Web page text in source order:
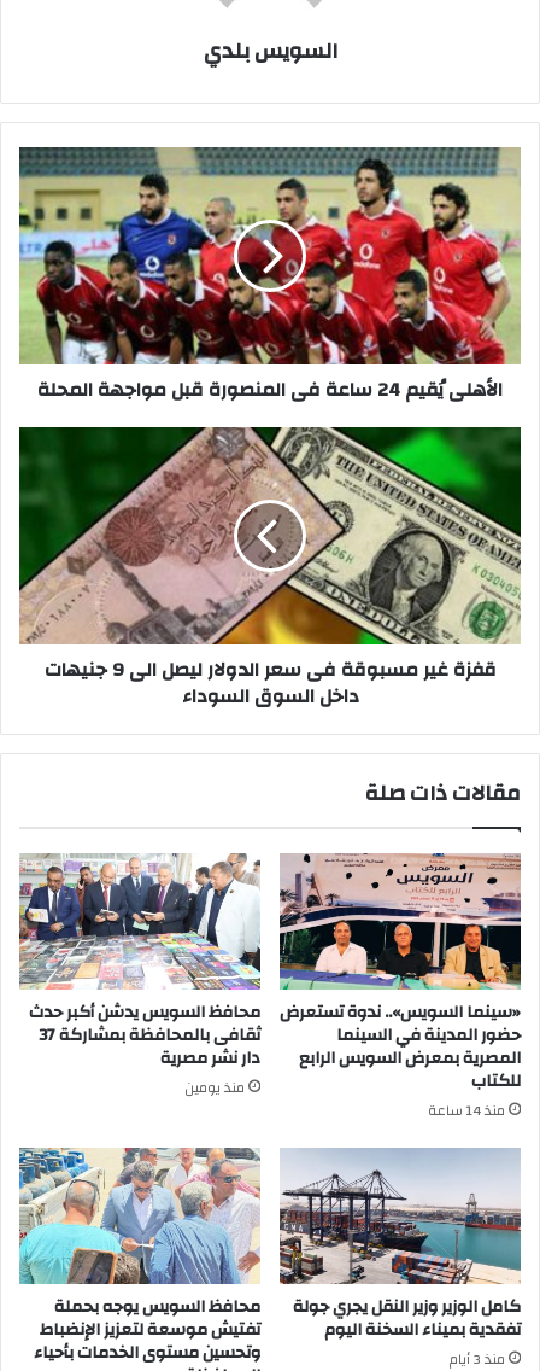
السويس بلدي
الأهلى
يُقيم
ساعة
فى
المنصورة
قبل
مواجهة
المحلة
الأهلى يُقيم 24 ساعة فى المنصورة قبل مواجهة المحلة
قفزة
غير
مسبوقة
فى
سعر
الدولار
ليصل
الى
9
جنيهات
السوداء
قفزة غير مسبوقة فى سعر الدولار ليصل الى 9 جنيهات
داخل السوق السوداء
مقالات ذات صلة
«سينما السويس».. ندوة تستعرض
حضور المدينة في السينما
المصرية بمعرض السويس الرابع
للكتاب
منذ 14 ساعة
محافظ السويس يدشن أكبر حدث
ثقافى بالمحافظة بمشاركة 37
دار نشر مصرية
منذ يومين
كامل الوزير وزير النقل يجري جولة
تفقدية بميناء السخنة اليوم
منذ 3 أيام
محافظ السويس يوجه بحملة
تفتيش موسعة لتعزيز الإنضباط
وتحسين مستوى الخدمات بأحياء